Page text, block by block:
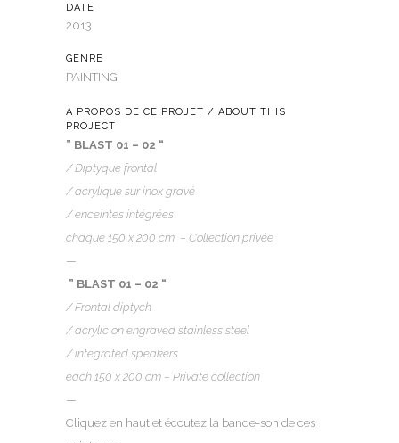
DATE
2013
GENRE
PAINTING
À PROPOS DE CE PROJET / ABOUT THIS
PROJECT
” BLAST 01 – 02 “
/ Diptyque frontal
/ acrylique sur inox gravé
/ enceintes intégrées
chaque 150 x 200 cm – Collection privée
—
” BLAST 01 – 02 “
/ Frontal diptych
/ acrylic on engraved stainless steel
/ integrated speakers
each 150 x 200 cm – Private collection
—
Cliquez en haut et écoutez la bande-son de ces